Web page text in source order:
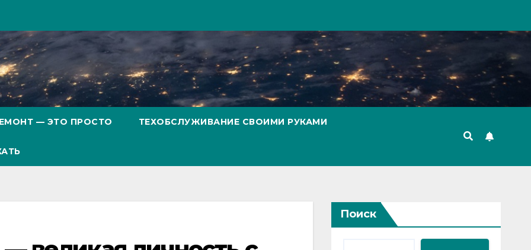
— ЭТО ПРОСТО ТЕХОБСЛУЖИВАНИЕ СВОИМИ РУКАМИ
Поиск